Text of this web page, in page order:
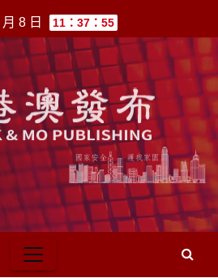
8 日 11：37：55